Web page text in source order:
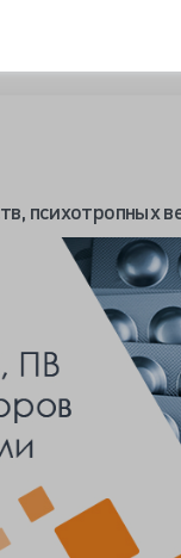
психотропных